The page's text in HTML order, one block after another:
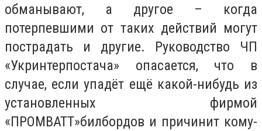
обманывают, а другое – когда
потерпевшими от таких действий могут
пострадать и другие. Руководство ЧП
«Укринтерпостача» опасается, что в
случае, если упадёт ещё какой-нибудь из
установленных фирмой
«ПРОМВАТТ»билбордов и причинит кому-